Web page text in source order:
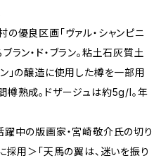
の優良区画「ヴァル・シャンピニ
ラン・ド・ブラン。粘土石灰質土
ン」の醸造に使用した樽を一部用
樽熟成。ドザージュは約5g/l。年
躍中の版画家・宮崎敬介氏の切り
採用＞「天馬の翼は、迷いを振り